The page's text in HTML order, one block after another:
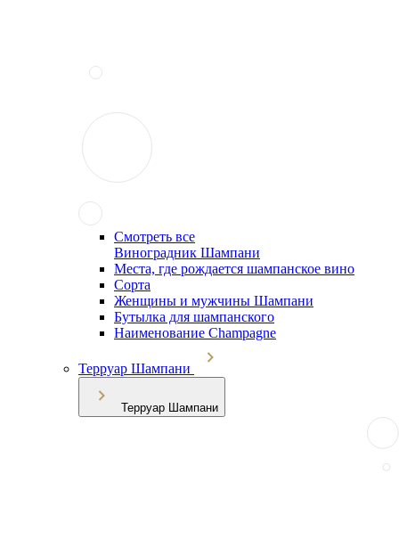
Смотреть все
Виноградник Шампани
Места, где рождается шампанское вино
Сорта
Женщины и мужчины Шампани
Бутылка для шампанского
Наименование Champagne
Терруар Шампани
Терруар Шампани